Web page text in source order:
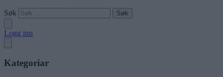
Søk
Logg inn
Kategoriar